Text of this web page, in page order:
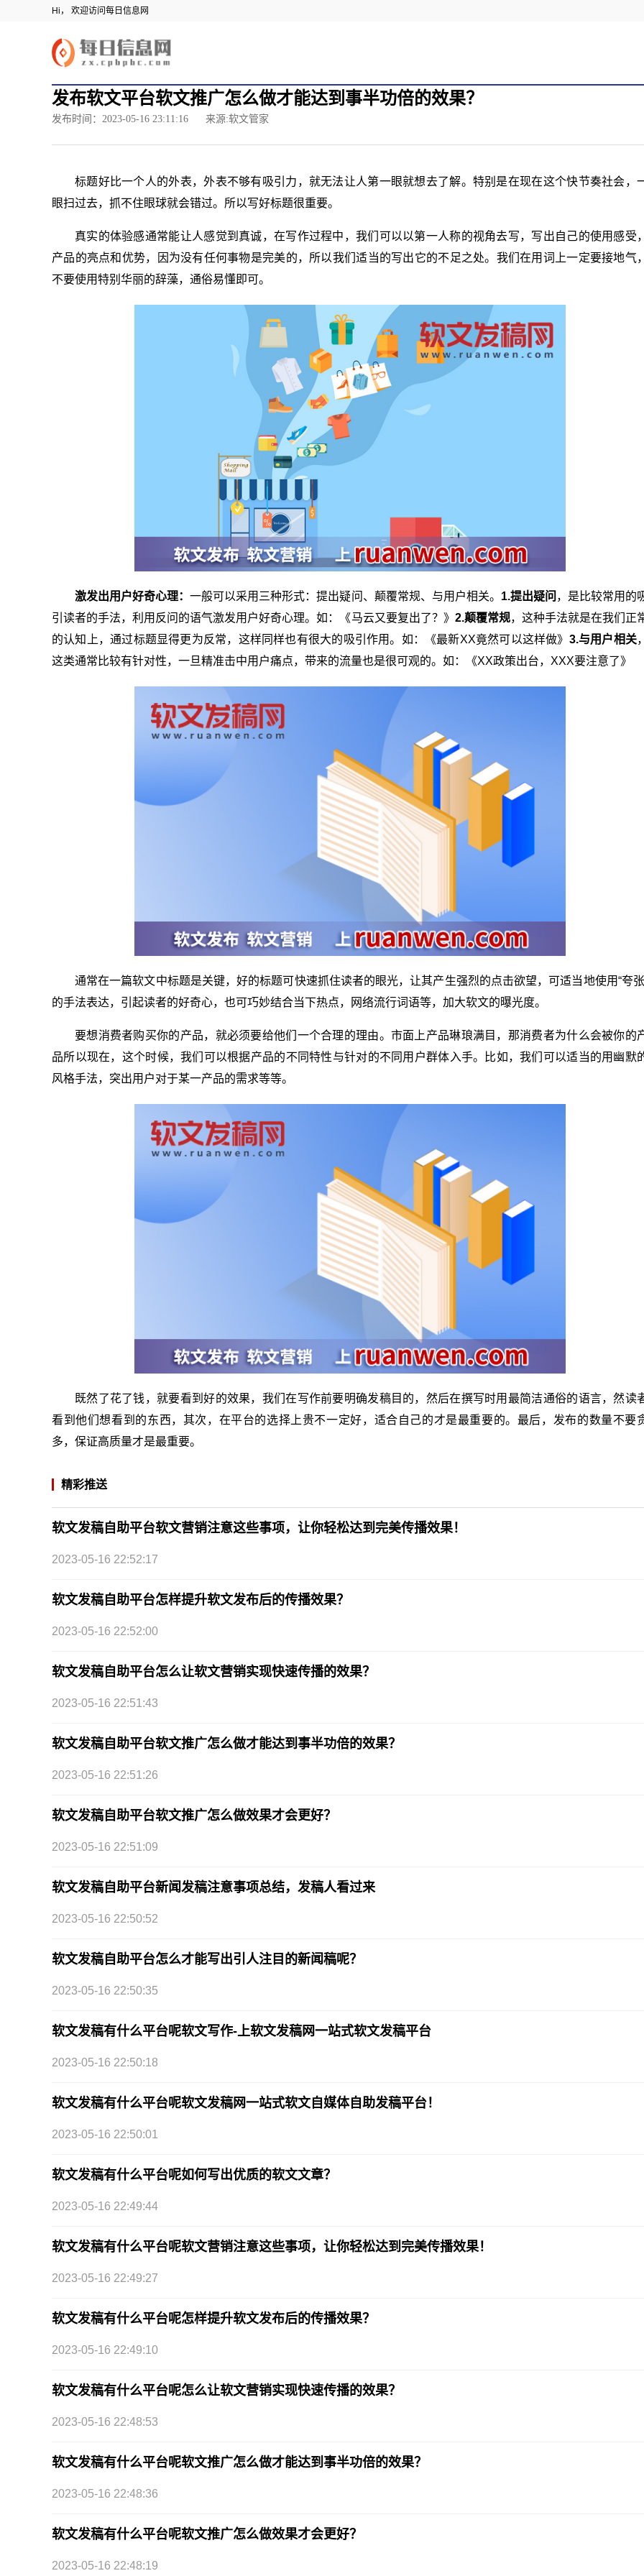
Hi， 欢迎访问每日信息网
发布软文平台软文推广怎么做才能达到事半功倍的效果？
发布时间：2023-05-16 23:11:16 来源:软文管家
标题好比一个人的外表，外表不够有吸引力，就无法让人第一眼就想去了解。特别是在现在这个快节奏社会，
眼扫过去，抓不住眼球就会错过。所以写好标题很重要。
真实的体验感通常能让人感觉到真诚，在写作过程中，我们可以以第一人称的视角去写，写出自己的使用感受
产品的亮点和优势，因为没有任何事物是完美的，所以我们适当的写出它的不足之处。我们在用词上一定要接地气
不要使用特别华丽的辞藻，通俗易懂即可。
激发出用户好奇心理：一般可以采用三种形式：提出疑问、颠覆常规、与用户相关。 1.提出疑问 ，是比较常用的
引读者的手法，利用反问的语气激发用户好奇心理。如：《马云又要复出了？》 2.颠覆常规，这种手法就是在我们正
的认知上，通过标题显得更为反常，这样同样也有很大的吸引作用。如：《最新XX竟然可以这样做》 3.与用户相关
这类通常比较有针对性，一旦精准击中用户痛点，带来的流量也是很可观的。如：《XX政策出台，XXX要注意了》
通常在一篇软文中标题是关键，好的标题可快速抓住读者的眼光，让其产生强烈的点击欲望，可适当地使用“夸张
的手法表达，引起读者的好奇心，也可巧妙结合当下热点，网络流行词语等，加大软文的曝光度。
要想消费者购买你的产品，就必须要给他们一个合理的理由。市面上产品琳琅满目，那消费者为什么会被你的
品所以现在，这个时候，我们可以根据产品的不同特性与针对的不同用户群体入手。比如，我们可以适当的用幽默
风格手法，突出用户对于某一产品的需求等等。
既然了花了钱，就要看到好的效果，我们在写作前要明确发稿目的，然后在撰写时用最简洁通俗的语言，然读
看到他们想看到的东西，其次，在平台的选择上贵不一定好，适合自己的才是最重要的。最后，发布的数量不要
多，保证高质量才是最重要。
精彩推送
软文发稿自助平台软文营销注意这些事项，让你轻松达到完美传播效果！
2023-05-16 22:52:17
软文发稿自助平台怎样提升软文发布后的传播效果？
2023-05-16 22:52:00
软文发稿自助平台怎么让软文营销实现快速传播的效果？
2023-05-16 22:51:43
软文发稿自助平台软文推广怎么做才能达到事半功倍的效果？
2023-05-16 22:51:26
软文发稿自助平台软文推广怎么做效果才会更好？
2023-05-16 22:51:09
软文发稿自助平台新闻发稿注意事项总结，发稿人看过来
2023-05-16 22:50:52
软文发稿自助平台怎么才能写出引人注目的新闻稿呢？
2023-05-16 22:50:35
软文发稿有什么平台呢软文写作-上软文发稿网一站式软文发稿平台
2023-05-16 22:50:18
软文发稿有什么平台呢软文发稿网一站式软文自媒体自助发稿平台！
2023-05-16 22:50:01
软文发稿有什么平台呢如何写出优质的软文文章？
2023-05-16 22:49:44
软文发稿有什么平台呢软文营销注意这些事项，让你轻松达到完美传播效果！
2023-05-16 22:49:27
软文发稿有什么平台呢怎样提升软文发布后的传播效果？
2023-05-16 22:49:10
软文发稿有什么平台呢怎么让软文营销实现快速传播的效果？
2023-05-16 22:48:53
软文发稿有什么平台呢软文推广怎么做才能达到事半功倍的效果？
2023-05-16 22:48:36
软文发稿有什么平台呢软文推广怎么做效果才会更好？
2023-05-16 22:48:19